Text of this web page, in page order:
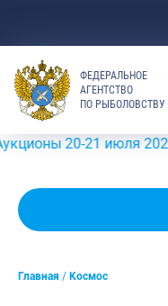
ФЕДЕРАЛЬНОЕ
АГЕНТСТВО
ПО РЫБОЛОВСТВУ
20-21 июля 2026 г.
Главная Космос